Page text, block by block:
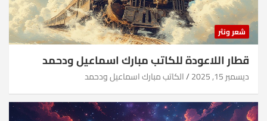
شعر ونثر
قطار اللاعودة للكاتب مبارك اسماعيل ودحمد
ديسمبر 15, 2025 الكاتب مبارك اسماعيل ودحمد